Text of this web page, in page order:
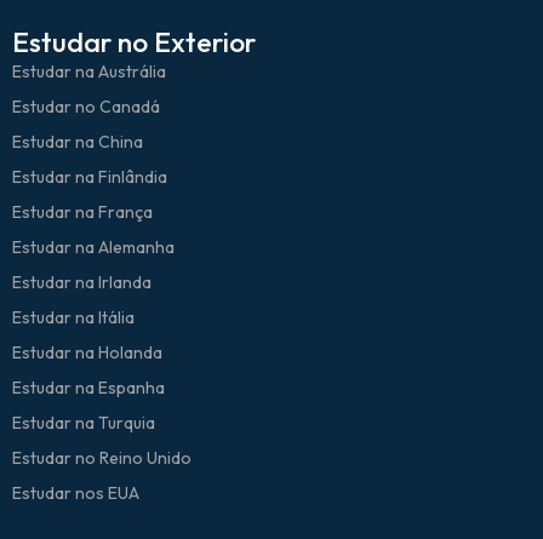
Estudar no Exterior
Estudar na Austrália
Estudar no Canadá
Estudar na China
Estudar na Finlândia
Estudar na França
Estudar na Alemanha
Estudar na Irlanda
Estudar na Itália
Estudar na Holanda
Estudar na Espanha
Estudar na Turquia
Estudar no Reino Unido
Estudar nos EUA